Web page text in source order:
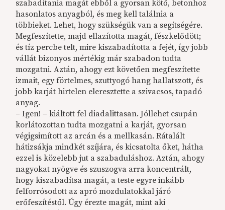
szabadítania magát ebből a gyorsan kötő, betonhoz
hasonlatos anyagból, és meg kell találnia a
többieket. Lehet, hogy szükségük van a segítségére.
Megfeszítette, majd ellazította magát, fészkelődött;
és tíz percbe telt, mire kiszabadította a fejét, így jobb
vállát bizonyos mértékig már szabadon tudta
mozgatni. Aztán, ahogy ezt követően megfeszítette
izmait, egy förtelmes, szuttyogó hang hallatszott, és
jobb karját hirtelen eleresztette a szivacsos, tapadó
anyag.
– Igen! – kiáltott fel diadalittasan. Jóllehet csupán
korlátozottan tudta mozgatni a karját, gyorsan
végigsimított az arcán és a mellkasán. Rátalált
hátizsákja mindkét szíjára, és kicsatolta őket, hátha
ezzel is közelebb jut a szabaduláshoz. Aztán, ahogy
nagyokat nyögve és szuszogva arra koncentrált,
hogy kiszabadítsa magát, a teste egyre inkább
felforrósodott az apró mozdulatokkal járó
erőfeszítéstől. Úgy érezte magát, mint aki